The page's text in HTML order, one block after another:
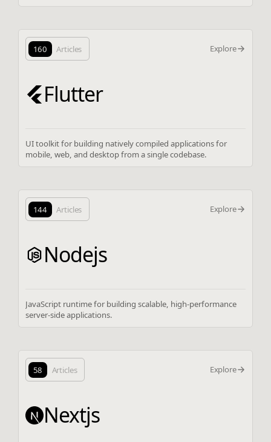
160 Articles Explore
Flutter
UI toolkit for building natively compiled applications for
mobile, web, and desktop from a single codebase.
144 Articles Explore
Nodejs
JavaScript runtime for building scalable, high-performance
server-side applications.
58 Articles Explore
Nextjs